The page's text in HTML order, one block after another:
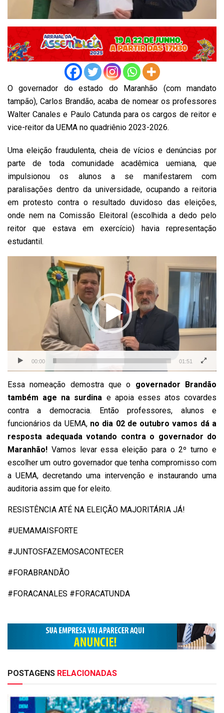
O governador do estado do Maranhão (com mandato
tampão), Carlos Brandão, acaba de nomear os professores
Walter Canales e Paulo Catunda para os cargos de reitor e
vice-reitor da UEMA no quadriênio 2023-2026.
Uma eleição fraudulenta, cheia de vícios e denúncias por
parte de toda comunidade acadêmica uemiana, que
impulsionou os alunos a se manifestarem com
paralisações dentro da universidade, ocupando a reitoria
em protesto contra o resultado duvidoso das eleições,
onde nem na Comissão Eleitoral (escolhida a dedo pelo
reitor que estava em exercício) havia representação
estudantil.
00:00 01:51
Essa nomeação demostra que o governador Brandão
também age na surdina e apoia esses atos covardes
contra a democracia. Então professores, alunos e
funcionários da UEMA, no dia 02 de outubro vamos dá a
resposta adequada votando contra o governador do
Maranhão! Vamos levar essa eleição para o 2º turno e
escolher um outro governador que tenha compromisso com
a UEMA, decretando uma intervenção e instaurando uma
auditoria assim que for eleito.
RESISTÊNCIA ATÉ NA ELEIÇÃO MAJORITÁRIA JÁ!
#UEMAMAISFORTE
#JUNTOSFAZEMOSACONTECER
#FORABRANDÃO
#FORACANALES #FORACATUNDA
POSTAGENS RELACIONADAS